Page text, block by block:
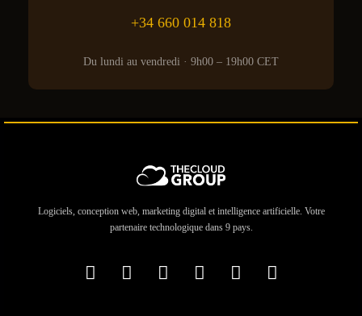
+34 660 014 818
Du lundi au vendredi · 9h00 – 19h00 CET
Logiciels, conception web, marketing digital et intelligence artificielle. Votre
partenaire technologique dans 9 pays.